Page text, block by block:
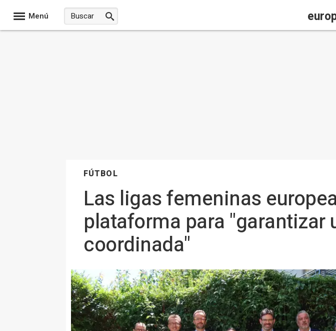
Menú
FÚTBOL
Las ligas femeninas
plataforma para "garantizar
coordinada"